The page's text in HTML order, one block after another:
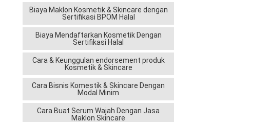
Biaya Maklon Kosmetik & Skincare dengan
Sertifikasi BPOM Halal
Biaya Mendaftarkan Kosmetik Dengan
Sertifikasi Halal
Cara & Keunggulan endorsement produk
Kosmetik & Skincare
Cara Bisnis Komestik & Skincare Dengan
Modal Minim
Cara Buat Serum Wajah Dengan Jasa
Maklon Skincare